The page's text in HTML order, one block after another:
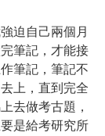
迫自己兩個月
筆記，才能接
筆記，筆記不
上，直到完全
去做考古題，
是給考研究所